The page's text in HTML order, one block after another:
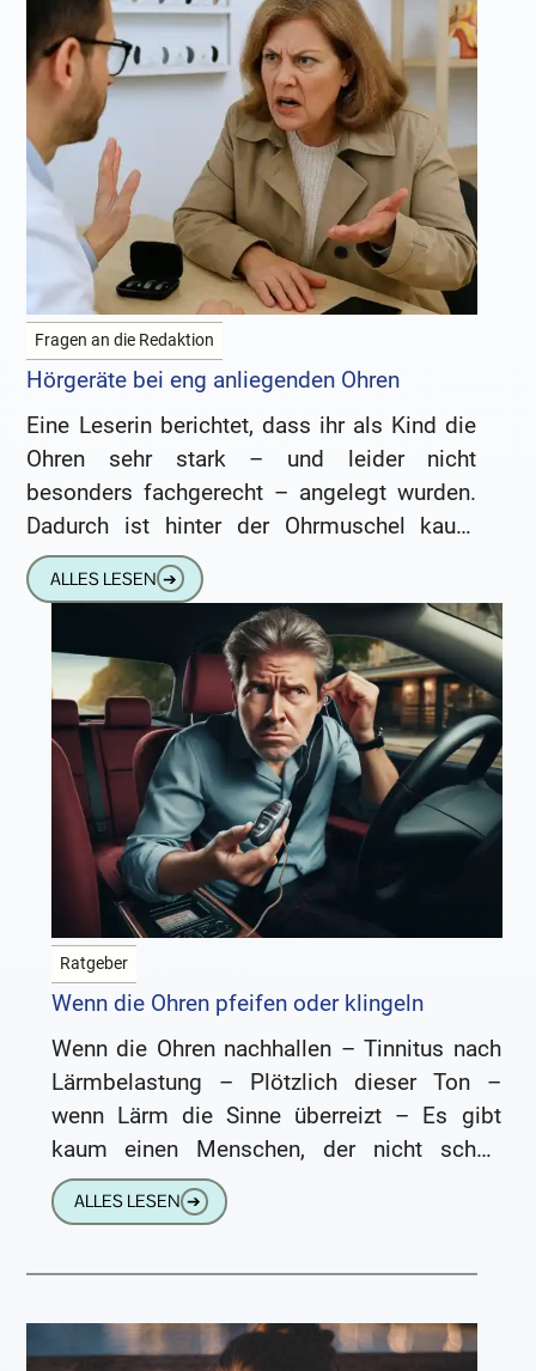
Fragen an die Redaktion
Hörgeräte bei eng anliegenden Ohren
Eine Leserin berichtet, dass ihr als Kind die
Ohren sehr stark – und leider nicht
besonders fachgerecht – angelegt wurden.
Dadurch ist hinter der Ohrmuschel kaum
Platz. In-dem-Ohr-Geräte kann sie
ALLES LESEN ➔
Ratgeber
Wenn die Ohren pfeifen oder klingeln
Wenn die Ohren nachhallen – Tinnitus nach
Lärmbelastung – Plötzlich dieser Ton –
wenn Lärm die Sinne überreizt – Es gibt
kaum einen Menschen, der nicht schon
einmal nach einem
ALLES LESEN ➔